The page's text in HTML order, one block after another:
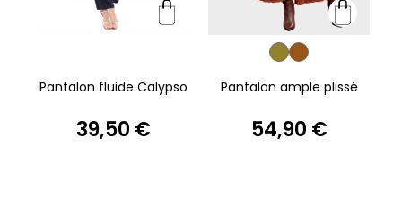
Pantalon fluide Calypso
39,50 €
Pantalon ample plissé
54,90 €